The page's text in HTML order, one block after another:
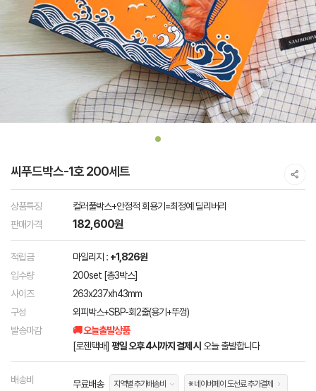
씨푸드박스-1호 200세트
상품특징
컬러풀박스+안정적 회용기=최정예 딜리버리
판매가격
182,600원
적립금 마일리지 : +1,826원
입수량
200set [총3박스]
사이즈
263x237xh43mm
구성
외피박스+SBP-회2줄(용기+뚜껑)
발송마감
🚚 오늘출발상품
[로젠택배] 평일 오후 4시까지 결제 시 오늘 출발합니다
배송비 무료배송 지역별 추가배송비 ※ 네이버페이 도선료 추가결제